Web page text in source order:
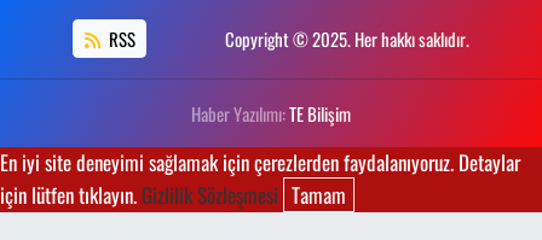
RSS Copyright © 2025. Her hakkı saklıdır.
Haber Yazılımı:TE Bilişim
En iyi site deneyimi sağlamak için çerezlerden faydalanıyoruz. Detaylar
için lütfen tıklayın.Gizlilik Sözleşmesi Tamam